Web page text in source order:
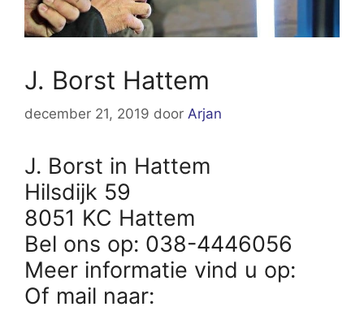
J. Borst Hattem
december 21, 2019 door Arjan
J. Borst in Hattem
Hilsdijk 59
8051 KC Hattem
Bel ons op: 038-4446056
Meer informatie vind u op:
Of mail naar: